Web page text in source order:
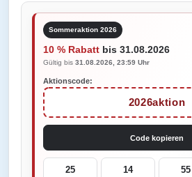
Sommeraktion 2026
10 % Rabatt bis 31.08.2026
Gültig bis 31.08.2026, 23:59 Uhr
Aktionscode:
2026aktion
Code kopieren
25 14 55